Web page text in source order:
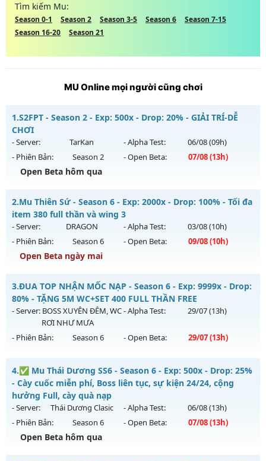
Tìm kiếm Mu:
Season 0-1 Season 2 Season 3-5 Season 6
Season 7-15
Season 16-20
Season 21
MU Online mọi người cũng chơi
1.S2FPT - Season 2 - Exp: 500x - Drop: 20% - GIẢI TRÍ-DỄ
CHƠI
- Server: TarKan - Alpha Test: 06/08(09h)
- Phiên Bản:
Season 2 - Open Beta: 07/08(13h)
Open Beta hôm qua
S2FPT - GIẢI TRÍ-DỄ CHƠI
Mu mới ra tháng 08 2026 - Mở máy chủ
ngày 07/08/2626
Exp: 500x - Drop: 20%
Kiểu reset: Reset In Game
Thể loại: Mu Nguyên bản Webzen
Antihack: PRO
2.Mu Thiên Sứ - Season 6 - Exp: 2000x - Drop: 100% - Tối đa
item 380 full thần và wing 3
- Server: DRAGON - Alpha Test: 03/08(10h)
- Phiên Bản:
Season 6 - Open Beta: 09/08(10h)
Open Beta ngày mai
Mu Thiên Sứ - Tối đa item 380 full thần và wing 3
Mu mới ra tháng 08 2026 - Mở máy chủDRAGON
ngày 09/08/2626
Exp: 2000x - Drop: 100%
Thể loại: Mu Nguyên bản Webzen
Antihack: sharkguard
3.ĐUA TOP NHẬN MỐC NẠP - Season 6 - Exp: 9999x - Drop:
80% - TẶNG 5M WC+SET 400 FULL THẦN FREE
- Server: BOSS XUYÊN ĐÊM, WC
RƠI NHƯ MƯA
- Alpha Test: 29/07(13h)
- Phiên Bản: Season 6 - Open Beta: 29/07(13h)
ĐUA TOP NHẬN MỐC NẠP - TẶNG 5M WC+SET 400 FULL
THẦN FREE
Mu mới ra tháng 07 2026 - Mở máy chủ
WC RƠI NHƯ MƯAvào 13h ngày 29/07/2626
Exp: 9999x - Drop: 80%
Kiểu reset: Reset In Game
4.✅ Mu Thái Dương SS6 - Season 6 - Exp: 500x - Drop: 25%
- Cày cuốc miễn phí, Boss liên tục, sự kiện 24/24, cộng
hưởng Full, cày quà nạp
- Server: Thái Dương Clasic - Alpha Test: 06/08(13h)
- Phiên Bản:
Season 6 - Open Beta: 07/08(13h)
Open Beta hôm qua